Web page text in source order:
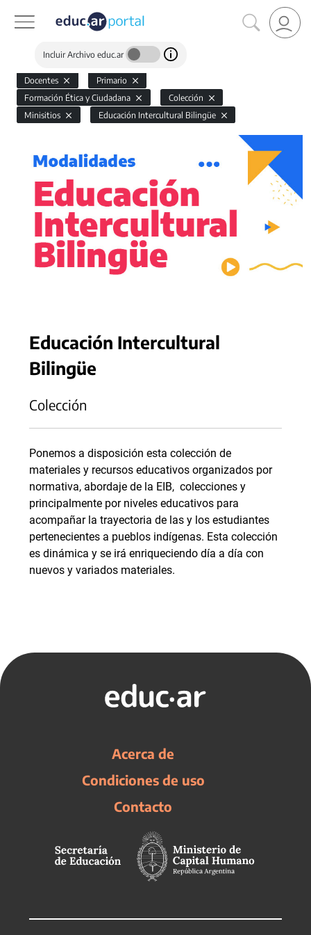
Incluir Archivo educ.ar
Docentes
Primario
Formación Ética y Ciudadana
Colección
Minisitios
Educación Intercultural Bilingüe
Educación Intercultural
Bilingüe
Colección
Ponemos a disposición esta colección de
materiales y recursos educativos organizados por
normativa, abordaje de la EIB, colecciones y
principalmente por niveles educativos para
acompañar la trayectoria de las y los estudiantes
pertenecientes a pueblos indígenas. Esta colección
es dinámica y se irá enriqueciendo día a día con
nuevos y variados materiales.
Acerca de
Condiciones de uso
Contacto